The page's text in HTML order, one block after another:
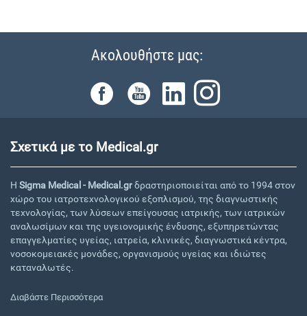
Ακολουθήστε μας:
Σχετικά με το Medical.gr
Η Sigma Medical - Medical.grδραστηριοποιείται από το 1994 στον
χώρο του ιατροτεχνολογικού εξοπλισμού, της διαγνωστικής
τεχνολογίας, των λύσεων επείγουσας ιατρικής, των ιατρικών
αναλωσίμων και της υγειονομικής ένδυσης, εξυπηρετώντας
επαγγελματίες υγείας, ιατρεία, κλινικές, διαγνωστικά κέντρα,
νοσοκομειακές μονάδες, οργανισμούς υγείας και ιδιώτες
καταναλωτές.
Διαβάστε Περισσότερα